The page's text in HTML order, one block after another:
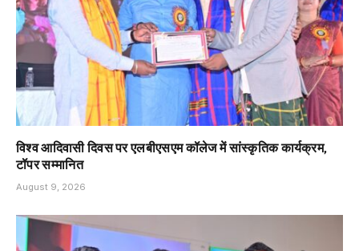
विश्व आदिवासी दिवस पर एलबीएसएम कॉलेज में सांस्कृतिक कार्यक्रम,
टॉपर सम्मानित
August 9, 2026